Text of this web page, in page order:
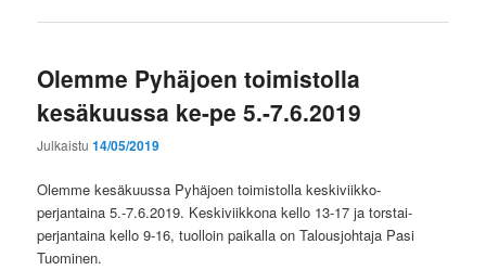
Olemme Pyhäjoen toimistolla
kesäkuussa ke-pe 5.-7.6.2019
Julkaistu14/05/2019
Olemme kesäkuussa Pyhäjoen toimistolla keskiviikko-
perjantaina 5.-7.6.2019. Keskiviikkona kello 13-17 ja torstai-
perjantaina kello 9-16, tuolloin paikalla on Talousjohtaja Pasi
Tuominen.